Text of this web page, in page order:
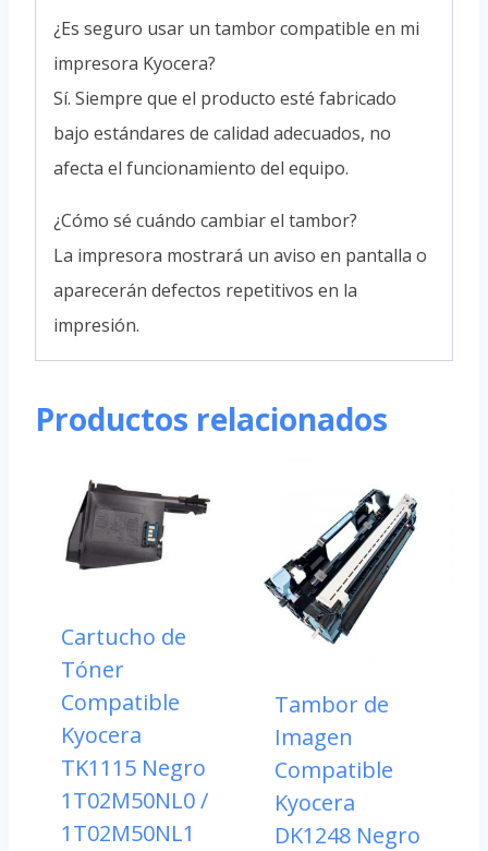
¿Es seguro usar un tambor compatible en mi
impresora Kyocera?
Sí. Siempre que el producto esté fabricado
bajo estándares de calidad adecuados, no
afecta el funcionamiento del equipo.
¿Cómo sé cuándo cambiar el tambor?
La impresora mostrará un aviso en pantalla o
aparecerán defectos repetitivos en la
impresión.
Productos relacionados
Cartucho de
Tóner
Compatible
Kyocera
TK1115 Negro
1T02M50NL0 /
1T02M50NL1
Tambor de
Imagen
Compatible
Kyocera
DK1248 Negro